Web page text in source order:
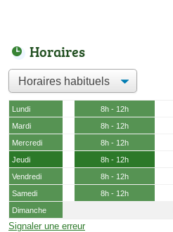
Horaires
Lundi 8h - 12h
Mardi
8h - 12h
Mercredi
8h - 12h
Jeudi
8h - 12h
Vendredi
8h - 12h
Samedi
8h - 12h
Dimanche
Signaler une erreur